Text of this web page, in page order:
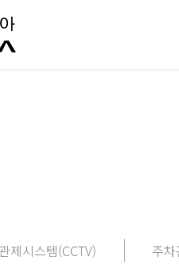
제시스템(CCTV) 주